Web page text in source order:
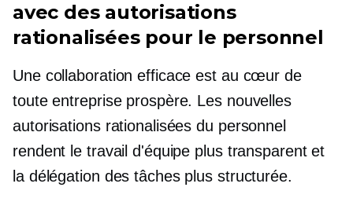
avec des autorisations
rationalisées pour le personnel
Une collaboration efficace est au cœur de
toute entreprise prospère. Les nouvelles
autorisations rationalisées du personnel
rendent le travail d'équipe plus transparent et
la délégation des tâches plus structurée.